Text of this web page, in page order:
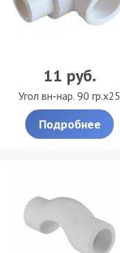
11 руб.
Угол вн-нар. 90 гр.х25
Подробнее